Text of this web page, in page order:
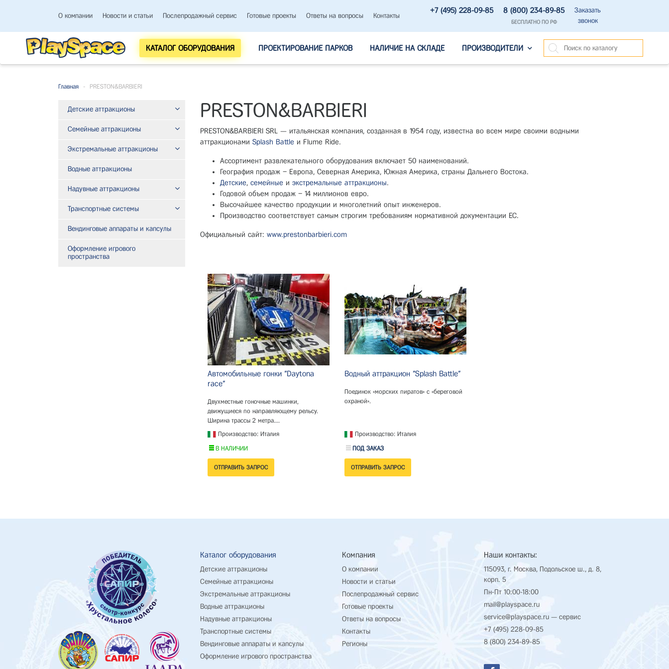
О компании Новости и статьи Послепродажный сервис Готовые проекты Ответы на вопросы Контакты
+7 (495) 228-09-85 8 (800) 234-89-85
БЕСПЛАТНО ПО РФ
Заказать
звонок
КАТАЛОГ ОБОРУДОВАНИЯ ПРОЕКТИРОВАНИЕ ПАРКОВ НАЛИЧИЕ НА СКЛАДЕ ПРОИЗВОДИТЕЛИ
Главная - PRESTON&BARBIERI
Детские аттракционы
Семейные аттракционы
Экстремальные аттракционы
Водные аттракционы
Надувные аттракционы
Транспортные системы
Вендинговые аппараты и капсулы
Оформление игрового
пространства
PRESTON&BARBIERI
PRESTON&BARBIERI SRL — итальянская компания, созданная в 1954 году, известна во всем мире своими водными
аттракционами Splash Battle и Flume Ride.
Ассортимент развлекательного оборудования включает 50 наименований.
География продаж – Европа, Северная Америка, Южная Америка, страны Дальнего Востока.
Детские, семейные и экстремальные аттракционы.
Годовой объем продаж – 14 миллионов евро.
Высочайшее качество продукции и многолетний опыт инженеров.
Производство соответствует самым строгим требованиям нормативной документации ЕС.
Официальный сайт: www.prestonbarbieri.com
Автомобильные гонки "Daytona
race"
Двухместные гоночные машинки,
движущиеся по направляющему рельсу.
Ширина трассы 2 метра....
Производство: Италия
В НАЛИЧИИ
Водный аттракцион "Splash Battle"
Поединок «морских пиратов» с «береговой
охраной».
Производство: Италия
ПОД ЗАКАЗ
Каталог оборудования
Детские аттракционы
Семейные аттракционы
Экстремальные аттракционы
Водные аттракционы
Надувные аттракционы
Транспортные системы
Вендинговые аппараты и капсулы
Оформление игрового пространства
Компания
О компании
Новости и статьи
Послепродажный сервис
Готовые проекты
Ответы на вопросы
Контакты
Регионы
Наши контакты:
115093, г. Москва, Подольское ш., д. 8,
корп. 5
Пн-Пт 10:00-18:00
mail@playspace.ru
service@playspace.ru — сервис
+7 (495) 228-09-85
8 (800) 234-89-85